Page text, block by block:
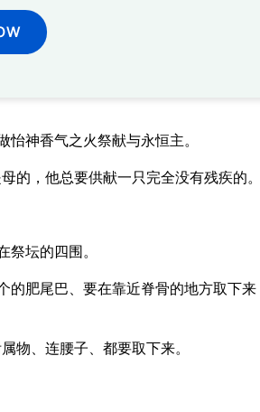
神香气之火祭献与永恒主。
的，他总要供献一只完全没有残疾的。
坛的四围。
肥尾巴、要在靠近脊骨的地方取下
物、连腰子、都要取下来。